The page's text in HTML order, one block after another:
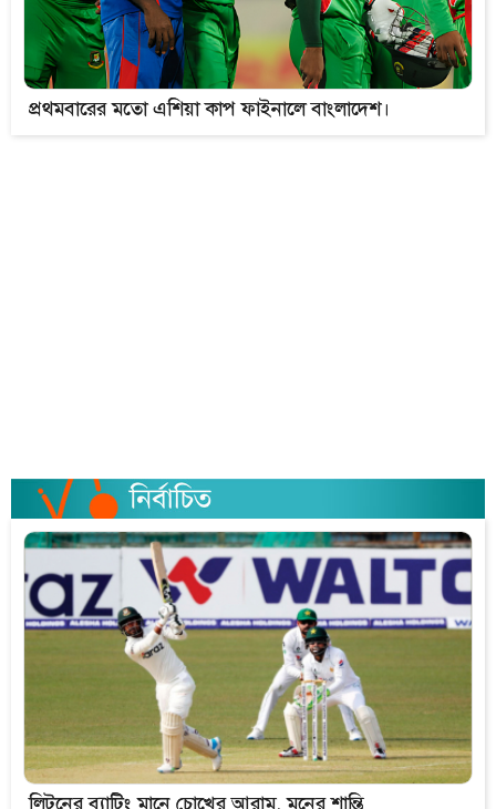
প্রথমবারের মতো এশিয়া কাপ ফাইনালে বাংলাদেশ।
লিটনের ব্যাটিং মানে চোখের আরাম, মনের শান্তি